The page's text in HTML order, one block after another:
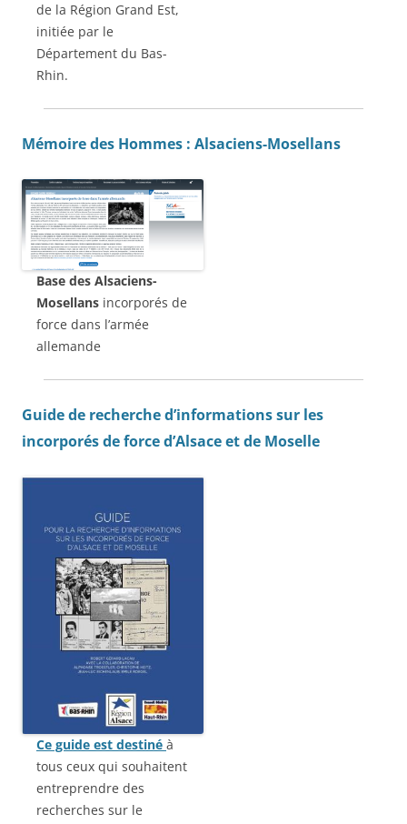
de la Région Grand Est,
initiée par le
Département du Bas-
Rhin.
Mémoire des Hommes : Alsaciens-Mosellans
Base des Alsaciens-
Mosellans incorporés de
force dans l’armée
allemande
Guide de recherche d’informations sur les
incorporés de force d’Alsace et de Moselle
Ce guide est destiné à
tous ceux qui souhaitent
entreprendre des
recherches sur le